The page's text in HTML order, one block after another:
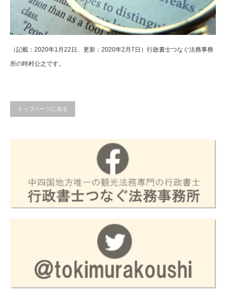
（記載：2020年1月22日、更新：2020年2月7日）行政書士つなぐ法務事務
所の時村公之です。
トップページに戻る